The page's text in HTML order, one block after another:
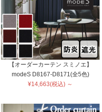
【オーダーカーテン スミノエ】
modeS D8167-D8171(全5色)
¥14,663(税込) ～